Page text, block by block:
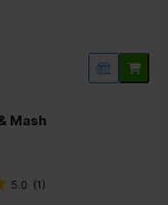
Mash
5.0 (1)